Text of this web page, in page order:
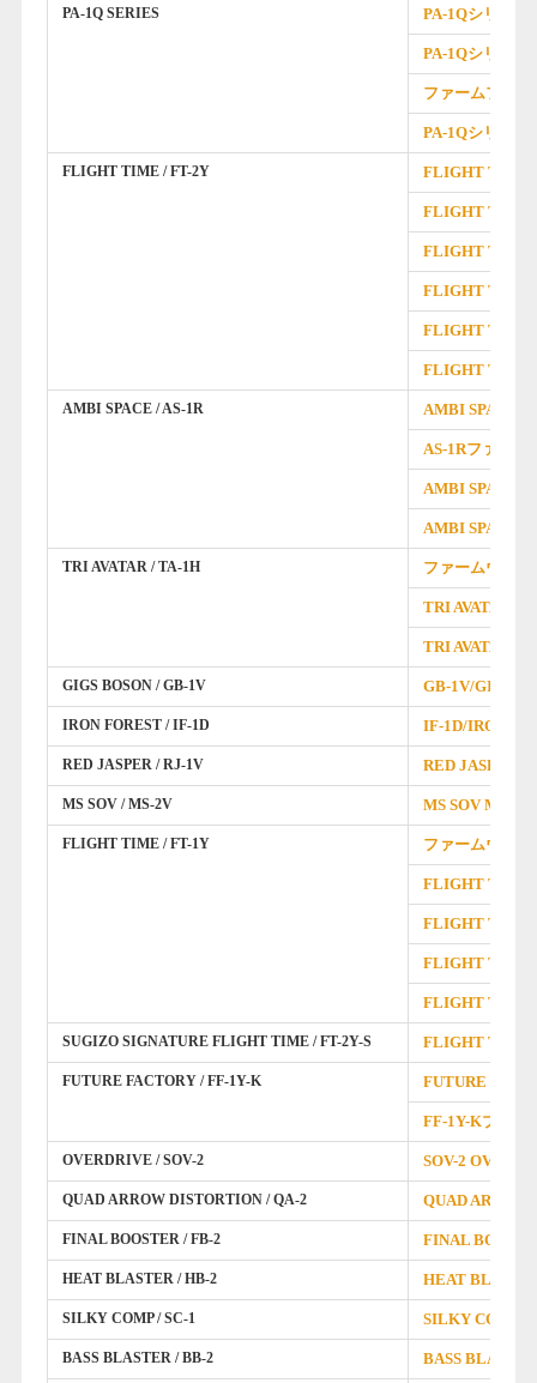
PA-1Q SERIES PA-1Qシリーズ
PA-1Qシリーズ
ファームフェ
PA-1Qシリーズ
FLIGHT TIME / FT-2Y FLIGHT TIME
FLIGHT TIME
FLIGHT TIME
FLIGHT TIME
FLIGHT TIME
FLIGHT TIME
AMBI SPACE / AS-1R AMBI SPACE
AS-1Rファーム
AMBI SPACE
AMBI SPACE
TRI AVATAR / TA-1H ファームウエ
TRI AVATAR
TRI AVATAR/
GIGS BOSON / GB-1V GB-1V/GIGS
IRON FOREST / IF-1D IF-1D/IRON
RED JASPER / RJ-1V RED JASPER
MS SOV / MS-2V MS SOV MS-2V
FLIGHT TIME / FT-1Y ファームウエ
FLIGHT TIME
FLIGHT TIME
FLIGHT TIME
FLIGHT TIME
SUGIZO SIGNATURE FLIGHT TIME / FT-2Y-S FLIGHT TIME /
FUTURE FACTORY / FF-1Y-K FUTURE
FF-1Y-Kプリセ
OVERDRIVE / SOV-2 SOV-2
QUAD ARROW DISTORTION / QA-2 QUAD ARROW
FINAL BOOSTER / FB-2 FINAL
HEAT BLASTER / HB-2 HEAT
SILKY COMP / SC-1 SILKY COMP
BASS BLASTER / BB-2 BASS